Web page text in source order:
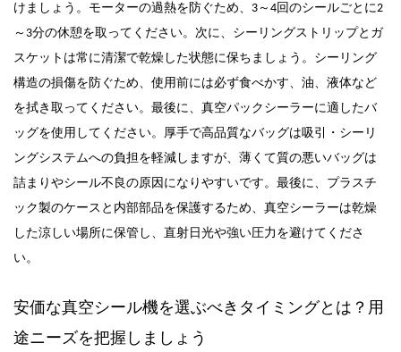
けましょう 。 モーターの過熱を防ぐため、3～4回のシールごとに2
～3分の休憩を取ってください。次に、シーリングストリップとガ
スケットは常に清潔で乾燥した状態に保ちましょう。シーリング
構造の損傷を防ぐため、使用前には必ず食べかす、油、液体など
を拭き取ってください。最後に、真空パックシーラーに適したバ
ッグを使用してください。 厚手で高品質なバッグは吸引・シーリ
ングシステムへの負担を軽減しますが、薄くて質の悪いバッグは
詰まりやシール不良の原因になりやすいです。最後に、プラスチ
ック製のケースと内部部品を保護するため、真空シーラーは乾燥
した涼しい場所に保管し、直射日光や強い圧力を避けてくださ
い。
安価な真空シール機を選ぶべきタイミングとは？用
途ニーズを把握しましょう